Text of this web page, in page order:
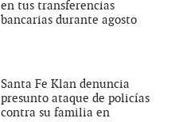
en tus transferencias
bancarias durante agosto
Santa Fe Klan denuncia
presunto ataque de policías
contra su familia en